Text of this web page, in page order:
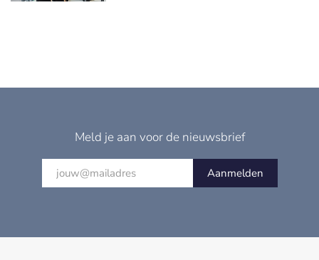
Meld je aan voor de nieuwsbrief
Aanmelden